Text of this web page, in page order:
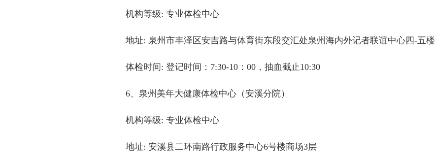
机构等级: 专业体检中心
地址: 泉州市丰泽区安吉路与体育街东段交汇处泉州海内外记者联谊中心四-五楼
体检时间: 登记时间：7:30-10：00，抽血截止10:30
6、泉州美年大健康体检中心（安溪分院）
机构等级: 专业体检中心
地址: 安溪县二环南路行政服务中心6号楼商场3层